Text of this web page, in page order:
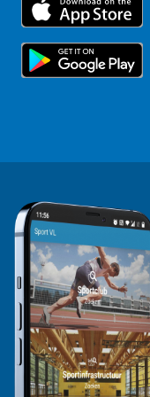
Topsporters
Voor de pers